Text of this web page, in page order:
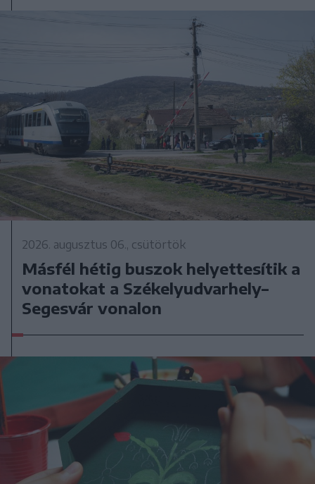
2026. augusztus 06., csütörtök
Másfél hétig buszok helyettesítik a
vonatokat a Székelyudvarhely–
Segesvár vonalon